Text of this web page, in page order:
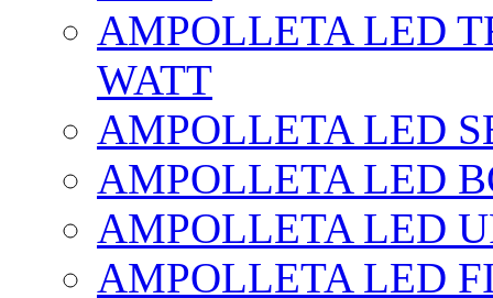
AMPOLLETA LED
WATT
AMPOLLETA LED
AMPOLLETA LED
AMPOLLETA LED
AMPOLLETA LED